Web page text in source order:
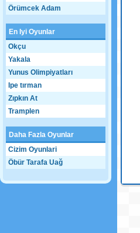
Örümcek Adam
En Iyi Oyunlar
Okçu
Yakala
Yunus Olimpiyatları
Ipe tırman
Zıpkın At
Tramplen
Daha Fazla Oyunlar
Cizim Oyunlari
Öbür Tarafa Uağ